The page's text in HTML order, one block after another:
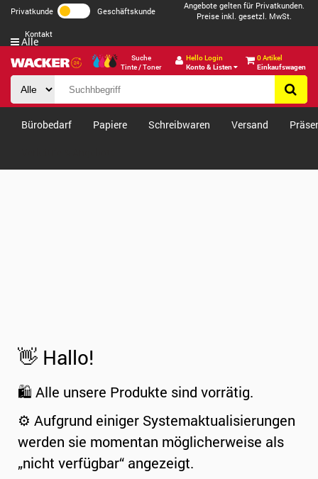
Privatkunde Geschäftskunde
Angebote gelten für Privatkunden.
Preise inkl. gesetzl. MwSt.
Kontakt
Suche
Tinte / Toner
Hello Login
Konto & Listen
0 Artikel
Einkaufswagen
Alle
Bürobedarf Papiere Schreibwaren Versand
👋 Hallo!
🛍️ Alle unsere Produkte sind vorrätig.
⚙️ Aufgrund einiger Systemaktualisierungen
werden sie momentan möglicherweise als
„nicht verfügbar“ angezeigt.